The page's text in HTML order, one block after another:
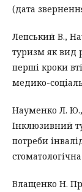
(дата
Лепський В.,
туризм як вид
перші кроки
медико-
Науменко Л.
Інклюзивний
потреби
Влащенко Н.